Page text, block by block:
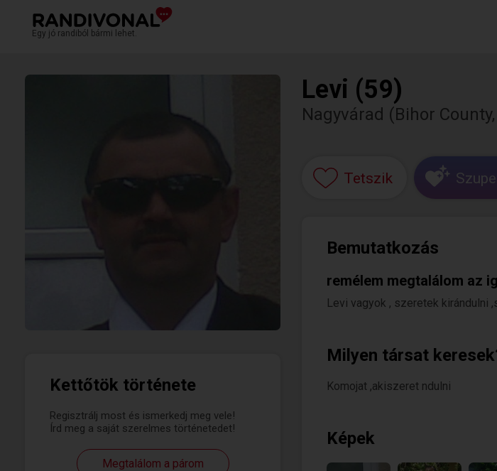
Egy jó randiból bármi lehet.
Kettőtök története
Regisztrálj most és ismerkedj meg vele!
Írd meg a saját szerelmes történetedet!
Megtalálom a párom
Levi (59)
Nagyvárad (Bihor
Tetszik
Bemutatkozás
remélem megtalálom az
Levi vagyok , szeretek kirándulni
Milyen társat
Komojat ,akiszeret ndulni
Képek